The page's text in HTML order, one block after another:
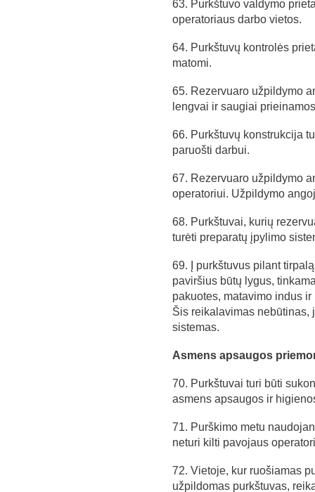
63. Purkštuvo valdymo
operatoriaus darbo vietos.
64. Purkštuvų kontrolės
matomi.
65. Rezervuaro užpildymo
lengvai ir saugiai
66. Purkštuvų konstrukcija
paruošti darbui.
67. Rezervuaro užpildymo
operatoriui. Užpildymo
68. Purkštuvai, kurių
turėti preparatų įpylimo
69. Į purkštuvus pilant
paviršius būtų lygus,
pakuotes, matavimo indus
Šis reikalavimas nebūtinas,
sistemas.
Asmens apsaugos
70. Purkštuvai turi būti
asmens apsaugos ir
71. Purškimo metu
neturi kilti pavojaus
72. Vietoje, kur ruošiamas
užpildomas purkštuvas,